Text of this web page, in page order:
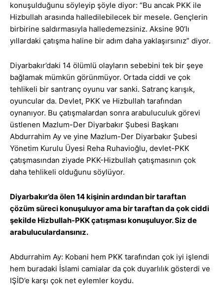
konuşulduğunu söyleyip şöyle diyor: “Bu ancak PKK ile
Hizbullah arasında halledilebilecek bir mesele. Gençlerin
birbirine saldırmasıyla halledemezsiniz. Aksine 90’lı
yıllardaki çatışma haline bir adım daha yaklaşırsınız” diyor.
Diyarbakır’daki 14 ölümlü olayların sebebini tek bir şeye
bağlamak mümkün görünmüyor. Ortada ciddi ve çok
tehlikeli bir santranç oyunu var sanki. Satranç karışık,
oyuncular da. Devlet, PKK ve Hizbullah tarafından
oynanıyor. Bu çatışmalardan sonra arabuluculuk görevi
üstlenen Mazlum-Der Diyarbakır Şubesi Başkanı
Abdurrahim Ay ve yine Mazlum-Der Diyarbakır Şubesi
Yönetim Kurulu Üyesi Reha Ruhavioğlu, devlet-PKK
çatışmasından ziyade PKK-Hizbullah çatışmasının çok
daha tehlikeli olduğunu söylüyor.
Diyarbakır’da ölen 14 kişinin ardından bir taraftan
çözüm süreci konuşuluyor ama bir taraftan da çok ciddi
şekilde Hizbullah-PKK çatışması konuşuluyor. Siz de
arabuluculardansınız.
Abdurrahim Ay: Kobani hem PKK tarafından çok iyi işlendi
hem buradaki İslami camialar da çok duyarlılık gösterdi ve
IŞİD’e karşı çok net eylemler koydu.